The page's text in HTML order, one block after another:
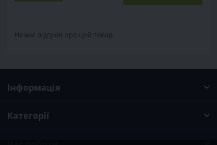
Немає відгуків про цей товар.
Інформація
Категорії